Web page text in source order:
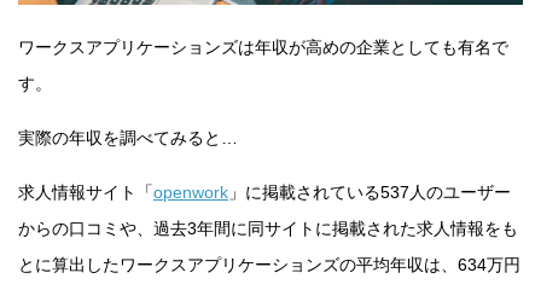
ワークスアプリケーションズは年収が高めの企業としても有名で
す。
実際の年収を調べてみると…
求人情報サイト「openwork 」に掲載されている537人のユーザー
からの口コミや、過去3年間に同サイトに掲載された求人情報をも
とに算出したワークスアプリケーションズの平均年収は、634万円